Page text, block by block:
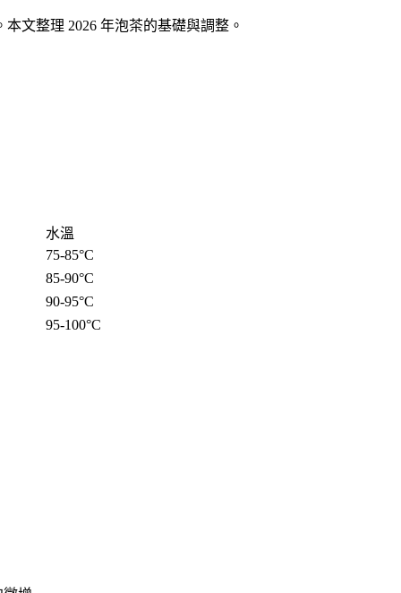
文整理 2026 年泡茶的基礎與調整。
水溫
75-85°C
85-90°C
90-95°C
95-100°C